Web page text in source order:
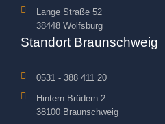
Lange Straße 52
38448 Wolfsburg
Standort Braunschweig
0531 - 388 411 20
Hintern Brüdern 2
38100 Braunschweig